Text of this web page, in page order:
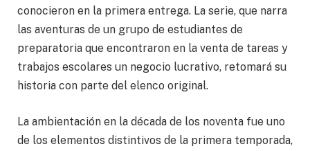
conocieron en la primera entrega. La serie, que narra
las aventuras de un grupo de estudiantes de
preparatoria que encontraron en la venta de tareas y
trabajos escolares un negocio lucrativo, retomará su
historia con parte del elenco original.
La ambientación en la década de los noventa fue uno
de los elementos distintivos de la primera temporada,